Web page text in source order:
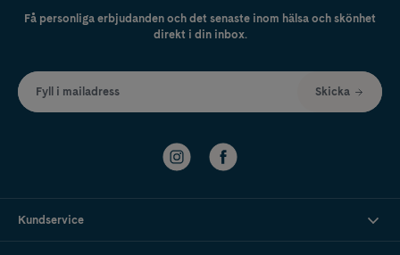
Få personliga erbjudanden och det senaste inom hälsa och skönhet
direkt i din inbox.
Fyll i mailadress Skicka
Kundservice